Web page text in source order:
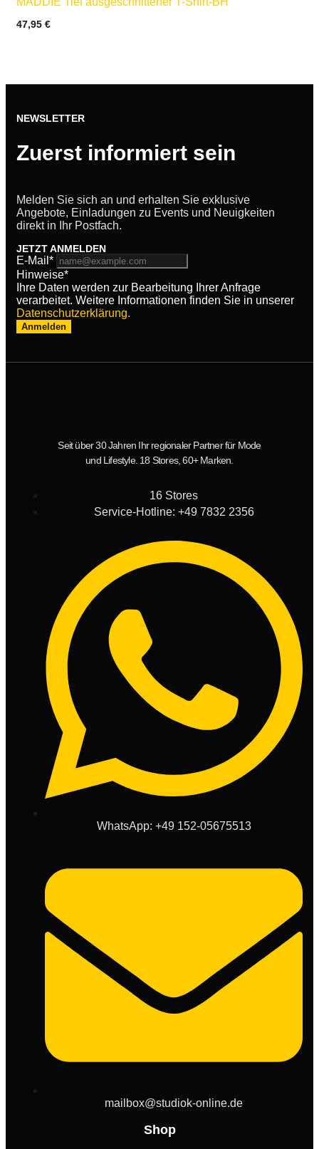
47,95 €
NEWSLETTER
Zuerst informiert sein
Melden Sie sich an und erhalten Sie exklusive
Angebote, Einladungen zu Events und Neuigkeiten
direkt in Ihr Postfach.
JETZT ANMELDEN
E-Mail*
Hinweise*
Ihre Daten werden zur Bearbeitung Ihrer Anfrage
verarbeitet. Weitere Informationen finden Sie in unserer
Datenschutzerklärung.
Anmelden
Seit über 30 Jahren Ihr regionaler Partner für Mode
und Lifestyle. 18 Stores, 60+ Marken.
16 Stores
Service-Hotline: +49 7832 2356
WhatsApp: +49 152-05675513
mailbox@studiok-online.de
Shop